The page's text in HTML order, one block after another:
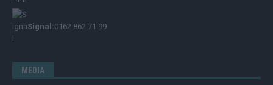
Signal:0162 862 71 99
MEDIA